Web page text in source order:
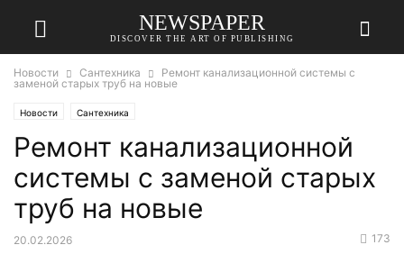
NEWSPAPER
DISCOVER THE ART OF PUBLISHING
Новости Сантехника
Ремонт канализационной системы с
заменой старых труб на новые
Новости Сантехника
Ремонт канализационной
системы с заменой старых
труб на новые
20.02.2026 173